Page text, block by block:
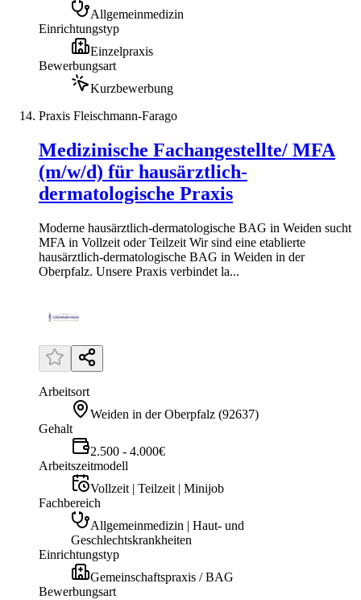
Allgemeinmedizin
Einrichtungstyp
Einzelpraxis
Bewerbungsart
Kurzbewerbung
Praxis Fleischmann-Farago
Medizinische Fachangestellte/ MFA
(m/w/d) für hausärztlich-
dermatologische Praxis
Moderne hausärztlich-dermatologische BAG in Weiden sucht
MFA in Vollzeit oder Teilzeit Wir sind eine etablierte
hausärztlich-dermatologische BAG in Weiden in der
Oberpfalz. Unsere Praxis verbindet la...
Arbeitsort
Weiden in der Oberpfalz (92637)
Gehalt
2.500 - 4.000€
Arbeitszeitmodell
Vollzeit | Teilzeit | Minijob
Fachbereich
Allgemeinmedizin | Haut- und
Geschlechtskrankheiten
Einrichtungstyp
Gemeinschaftspraxis / BAG
Bewerbungsart